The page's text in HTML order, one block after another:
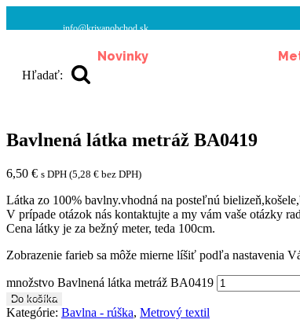
info@krivanobchod.sk
Novinky
Hľadať:
Bavlnená látka metráž BA0419
6,50 € s DPH (5,28 € bez DPH)
Látka zo 100% bavlny.vhodná na posteľnú
V prípade otázok nás kontaktujte a my vám vaše otázky
Cena látky je za bežný meter, teda 100cm.
Zobrazenie farieb sa môže mierne líšiť podľa nastavenia
množstvo Bavlnená látka metráž BA0419
Do košíka
Kategórie: Bavlna - rúška, Metrový textil